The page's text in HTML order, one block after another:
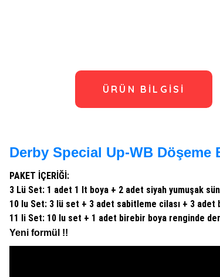
ÜRÜN BILGISI
Derby Special Up-WB Döşeme
PAKET İÇERİĞİ:
3 Lü Set: 1 adet 1 lt boya + 2 adet siyah yumuşak
10 lu Set: 3 lü set + 3 adet sabitleme cilası + 3 adet
11 li Set: 10 lu set + 1 adet birebir boya renginde
Yeni formül !!